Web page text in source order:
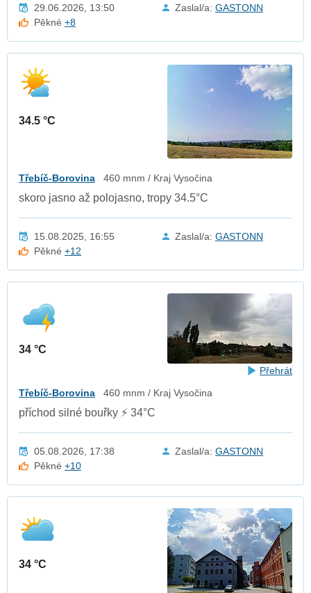
29.06.2026, 13:50 Zaslal/a: GASTONN
Pěkné+8
34.5 °C
Třebíč-Borovina 460 mnm / Kraj Vysočina
skoro jasno až polojasno, tropy 34.5°C
15.08.2025, 16:55 Zaslal/a: GASTONN
Pěkné+12
34 °C
Přehrát
Třebíč-Borovina 460 mnm / Kraj Vysočina
příchod silné bouřky ⚡ 34°C
05.08.2026, 17:38 Zaslal/a: GASTONN
Pěkné+10
34 °C